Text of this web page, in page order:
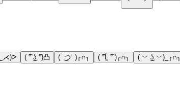
( ͡° ͜ʖ ͡°)凸 (˙ ͜つ˙ )╭∩╮ ( ͡°Ĺ̯ ͡° )╭∩╮ ( ︶ ͜ʖ ︶)_╭∩╮